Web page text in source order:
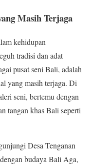
Masih Terjaga
kehidupan
tradisi dan adat
pusat seni Bali, adalah
yang masih terjaga. Di
seni, bertemu dengan
tangan khas Bali seperti
Desa Tenganan
dengan budaya Bali Aga,